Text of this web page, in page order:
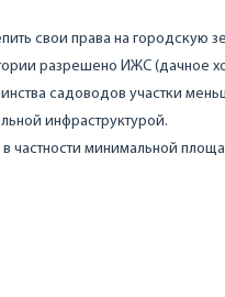
свои права на городскую
разрешено ИЖС (дачное
садоводов участки
инфраструктурой.
частности минимальной